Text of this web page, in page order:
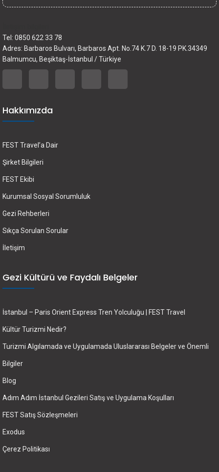
Tel: 0850 622 33 78
Adres: Barbaros Bulvarı, Barbaros Apt. No.74 K.7 D. 18-19 PK.34349
Balmumcu, Beşiktaş-İstanbul / Türkiye
Hakkımızda
FEST Travel’a Dair
Şirket Bilgileri
FEST Ekibi
Kurumsal Sosyal Sorumluluk
Gezi Rehberleri
Sıkça Sorulan Sorular
İletişim
Gezi Kültürü ve Faydalı Belgeler
İstanbul – Paris Orient Express Tren Yolculuğu | FEST Travel
Kültür Turizmi Nedir?
Turizmi Algılamada ve Uygulamada Uluslararası Belgeler ve Önemli
Bilgiler
Blog
Adım Adım İstanbul Gezileri Satış ve Uygulama Koşulları
FEST Satış Sözleşmeleri
Exodus
Çerez Politikası